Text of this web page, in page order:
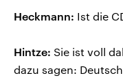
Heckmann: Ist die
Hintze: Sie ist voll
dazu sagen: